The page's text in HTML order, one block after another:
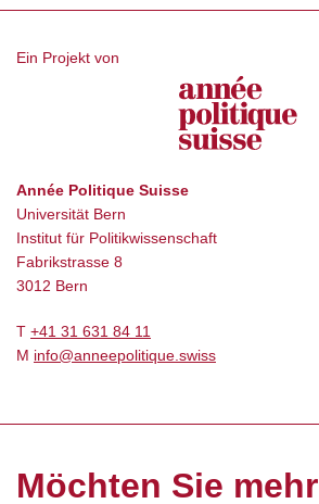
Ein Projekt von
Année Politique Suisse
Universität Bern
Institut für Politikwissenschaft
Fabrikstrasse 8
3012 Bern
T +41 31 631 84 11
M info@anneepolitique.swiss
Möchten Sie mehr